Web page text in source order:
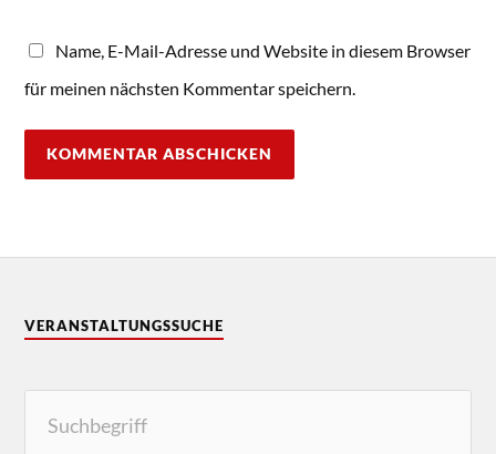
Name, E-Mail-Adresse und Website in diesem Browser
für meinen nächsten Kommentar speichern.
VERANSTALTUNGSSUCHE